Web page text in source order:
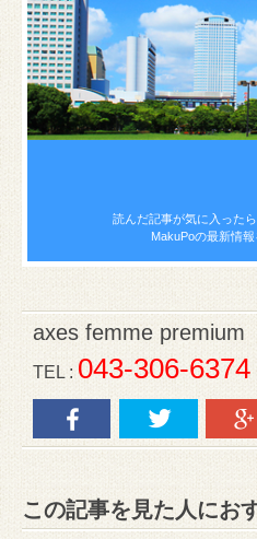
読んだ記事が気に入ったら
MakuPoの最新情
axes femme premium
TEL : 043-306-6374
この記事を見た人にお